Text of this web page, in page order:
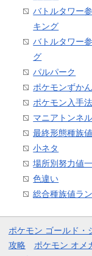
バトルタワー
キング
バトルタワー
グ
パルパーク
ポケモンずか
ポケモン入手
マニアトンネル
最終形態種族
小ネタ
場所別努力値
色違い
総合種族値ラ
ポケモン ゴールド・
攻略
ポケモン オメ